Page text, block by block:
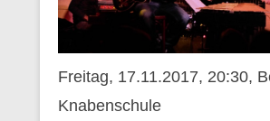
Freitag, 17.11.2017, 20:30,
Knabenschule